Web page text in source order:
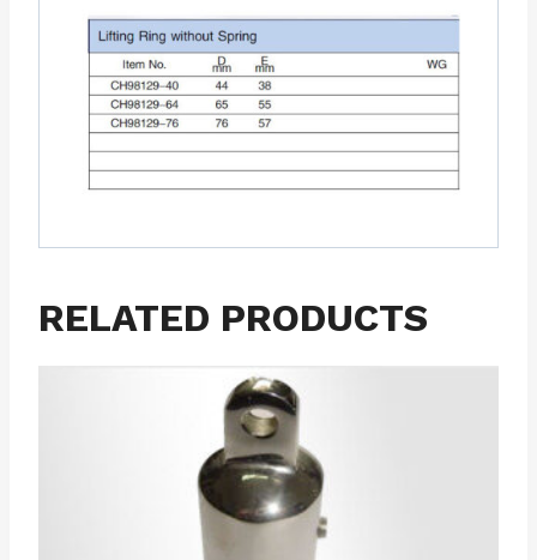
RELATED PRODUCTS